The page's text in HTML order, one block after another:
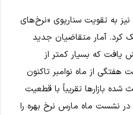
نیز به تقویت سناریوی «نرخ‌های
کرد. آمار متقاضیان جدید
نفر کاهش یافت که بسیار کمتر از
هفتگی از ماه نوامبر تاکنون
بازارها تقریباً با قطعیت
در نشست ماه مارس نرخ بهره را